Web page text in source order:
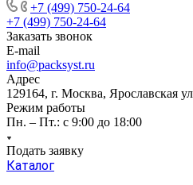
+7 (499) 750-24-64
+7 (499) 750-24-64
Заказать звонок
E-mail
info@packsyst.ru
Адрес
129164, г. Москва, Ярославская
Режим работы
Пн. – Пт.: с 9:00 до 18:00
Подать заявку
Каталог